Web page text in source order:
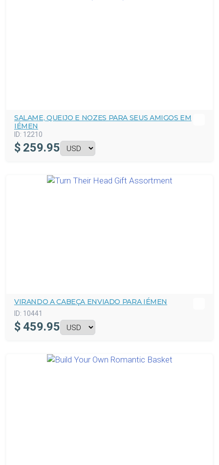
SALAME, QUEIJO E NOZES PARA SEUS AMIGOS EM
IÉMEN
ID: 12210
$ 259.95
VIRANDO A CABEÇA ENVIADO PARA IÉMEN
ID: 10441
$ 459.95